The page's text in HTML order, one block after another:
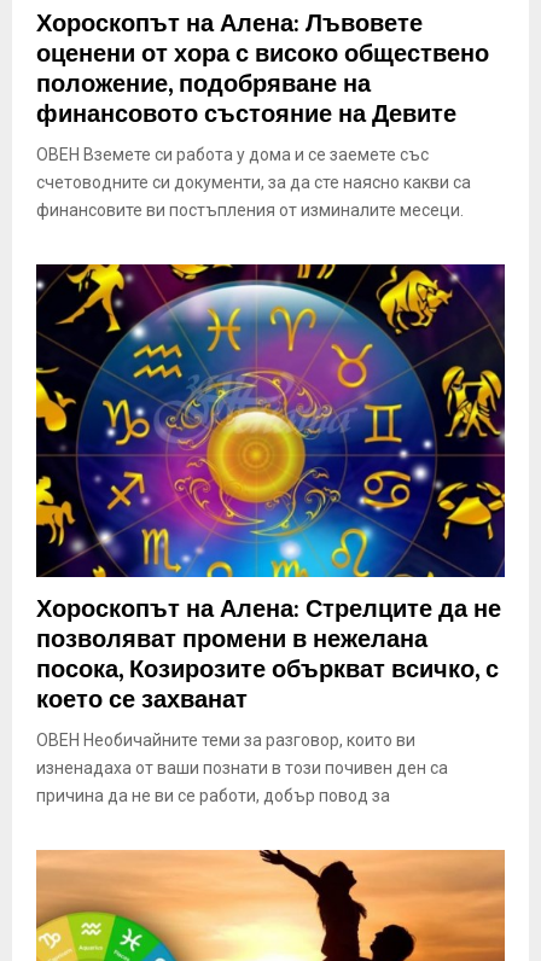
Хороскопът на Алена: Лъвовете
оценени от хора с високо обществено
положение, подобряване на
финансовото състояние на Девите
ОВЕН Вземете си работа у дома и се заемете със
счетоводните си документи, за да сте наясно какви са
финансовите ви постъпления от изминалите месеци.
Хороскопът на Алена: Стрелците да не
позволяват промени в нежелана
посока, Козирозите объркват всичко, с
което се захванат
ОВЕН Необичайните теми за разговор, които ви
изненадаха от ваши познати в този почивен ден са
причина да не ви се работи, добър повод за